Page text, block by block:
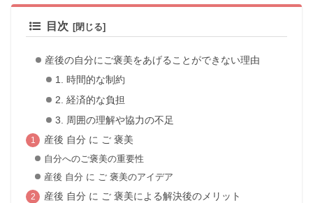
目次
産後の自分にご褒美をあげることができない理由
1. 時間的な制約
2. 経済的な負担
3. 周囲の理解や協力の不足
産後 自分 に ご 褒美
自分へのご褒美の重要性
産後 自分 に ご 褒美のアイデア
産後 自分 に ご 褒美による解決後のメリット